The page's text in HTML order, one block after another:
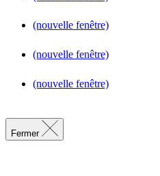
(nouvelle fenêtre)
(nouvelle fenêtre)
(nouvelle fenêtre)
Fermer